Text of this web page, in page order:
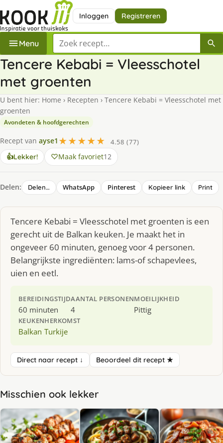
Inloggen Registreren
Menu Zoek een recept
Tencere Kebabi = Vleesschotel
met groenten
U bent hier: Home › Recepten › Tencere Kebabi = Vleesschotel met
groenten
Avondeten & hoofdgerechten
Recept van ayse1 ★★★★★
4.58 (77)
👍Lekker! Maak favoriet12
Delen: Delen… WhatsApp Pinterest Kopieer link Print
Tencere Kebabi = Vleesschotel met groenten is een
gerecht uit de Balkan keuken. Je maakt het in
ongeveer 60 minuten, genoeg voor 4 personen.
Belangrijkste ingrediënten: lams-of schapevlees,
uien en eetl.
BEREIDINGSTIJD
60 minuten
AANTAL PERSONEN
4
MOEILIJKHEID
Pittig
KEUKEN
Balkan
HERKOMST
Turkije
Direct naar recept ↓ Beoordeel dit recept ★
Misschien ook lekker